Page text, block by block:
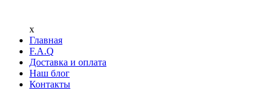
x
Главная
F.A.Q
Доставка и оплата
Наш блог
Контакты